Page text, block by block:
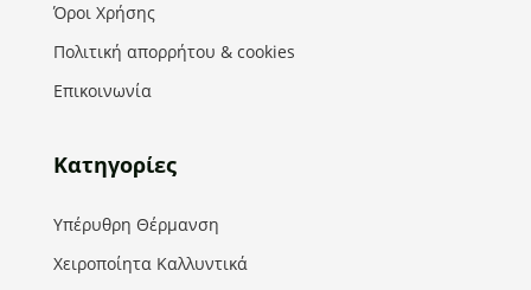
Όροι Χρήσης
Πολιτική απορρήτου & cookies
Επικοινωνία
Κατηγορίες
Υπέρυθρη Θέρμανση
Χειροποίητα Καλλυντικά